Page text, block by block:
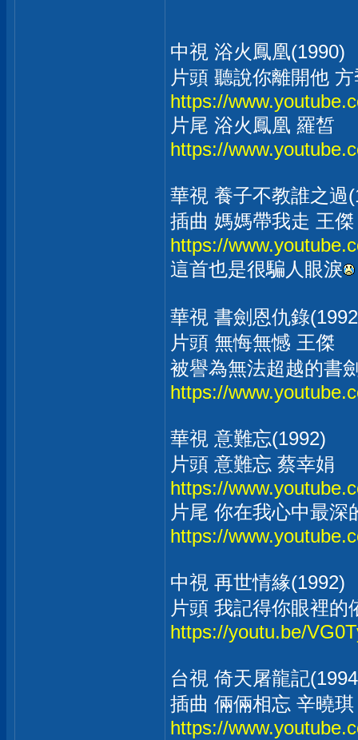
中視 浴火鳳凰(1990)
片頭 聽說你離開他
https://
片尾 浴火鳳凰 羅皙
https://
華視 養子不教誰之過
插曲 媽媽帶我走 王傑
https://
這首也是很騙人眼淚
華視 書劍恩仇錄
片頭 無悔無憾 王傑
被譽為無法超越的書
https://
華視 意難忘(1992)
片頭 意難忘 蔡幸娟
https://
片尾 你在我心中最深
https://
中視 再世情緣(1992)
片頭 我記得你眼裡的
https://youtu.be/
台視 倚天屠龍記
插曲 倆倆相忘 辛曉琪
https://